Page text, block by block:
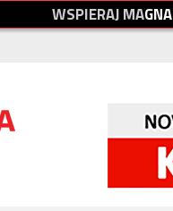
WSPIERAJMAGNA